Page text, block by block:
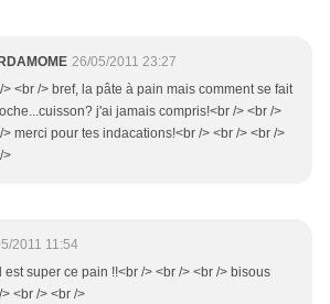
26/05/2011 23:27
> <br /> bref, la pâte à pain mais comment se fait
j'ai jamais compris!<br /> <br />
> merci pour tes indacations!<br /> <br /> <br />
>
2011 11:54
est super ce pain !!<br /> <br /> <br /> bisous
<br /> <br />